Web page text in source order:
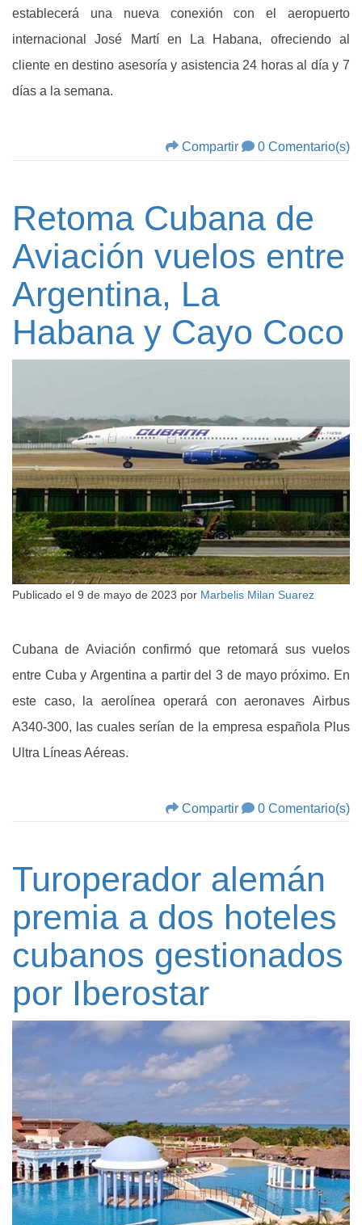
establecerá una nueva conexión con el aeropuerto
internacional José Martí en La Habana, ofreciendo al
cliente en destino asesoría y asistencia 24 horas al día y 7
días a la semana.
Compartir 0 Comentario(s)
Retoma Cubana de
Aviación vuelos entre
Argentina, La
Habana y Cayo Coco
Publicado el 9 de mayo de 2023 por Marbelis Milan Suarez
Cubana de Aviación confirmó que retomará sus vuelos
entre Cuba y Argentina a partir del 3 de mayo próximo. En
este caso, la aerolínea operará con aeronaves Airbus
A340-300, las cuales serían de la empresa española Plus
Ultra Líneas Aéreas.
Compartir 0 Comentario(s)
Turoperador alemán
premia a dos hoteles
cubanos gestionados
por Iberostar